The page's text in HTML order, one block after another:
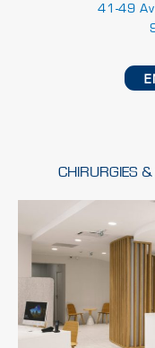
41-49
CHIRURGIES